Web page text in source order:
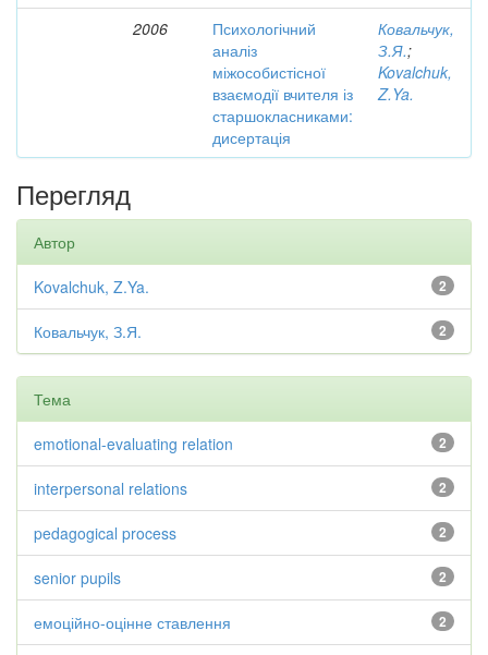
2006
Психологічний
аналіз
міжособистісної
взаємодії вчителя із
старшокласниками:
дисертація
Ковальчук,
З.Я.;
Kovalchuk,
Z.Ya.
Перегляд
Автор
2
Kovalchuk, Z.Ya.
2
Ковальчук, З.Я.
Тема
2
emotional-evaluating relation
2
interpersonal relations
2
pedagogical process
2
senior pupils
2
емоційно-оцінне ставлення